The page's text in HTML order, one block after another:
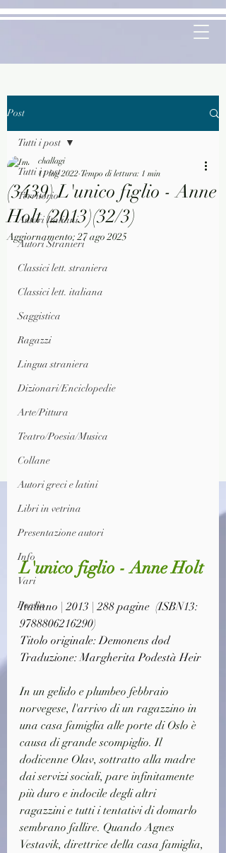
Post
Tutti i post
Territorio
Autori Italiani
Autori Stranieri
Classici lett. straniera
Classici lett. italiana
Saggistica
Ragazzi
Lingua straniera
Dizionari/Enciclopedie
Arte/Pittura
Teatro/Poesia/Musica
Collane
Autori greci e latini
Libri in vetrina
Presentazione autori
Info
Vari
Poesia
Tutti i post
(3439) L'unico figlio - Anne
Holt (2013)(32/3)
challagi
11 lug 2022 Tempo di lettura: 1 min
Aggiornamento:27 ago 2025
L'unico figlio - Anne Holt
Italiano | 2013 | 288 pagine  (ISBN13:
9788806216290)
Titolo originale: Demonens død
Traduzione: Margherita Podestà Heir
In un gelido e plumbeo febbraio
norvegese, l'arrivo di un ragazzino in
una casa famiglia alle porte di Oslo è
causa di grande scompiglio. Il
dodicenne Olav, sottratto alla madre
dai servizi sociali, pare infinitamente
più duro e indocile degli altri
ragazzini e tutti i tentativi di domarlo
sembrano fallire. Quando Agnes
Vestavik, direttrice della casa famiglia,